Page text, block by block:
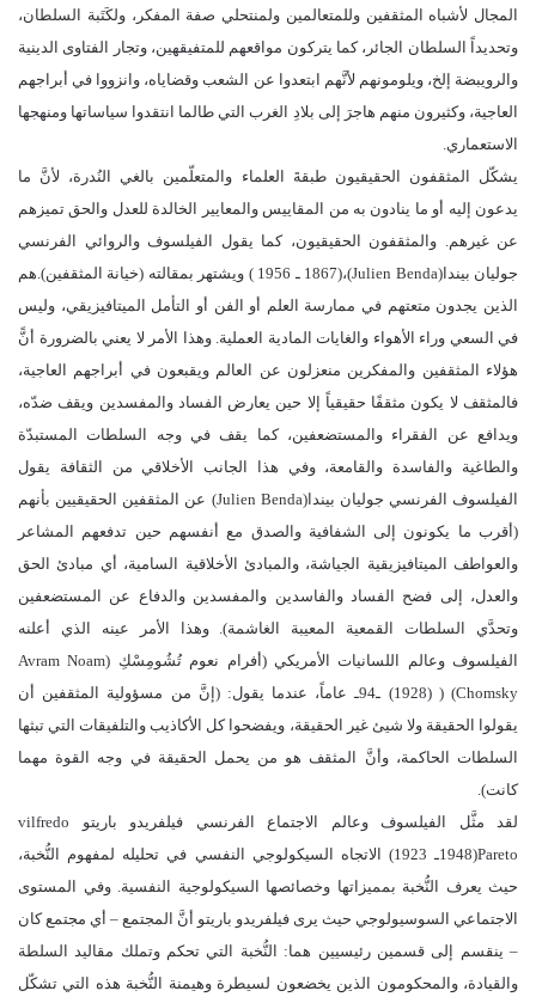
المجال لأشباه المثقفين وللمتعالمين ولمنتحلي صفة المفكر، ولكَتَبة السلطان،
وتحديداً السلطان الجائر، كما يتركون مواقعهم للمتفيقهين، وتجار الفتاوى الدينية
والرويبضة إلخ، ويلومونهم لأنَّهم ابتعدوا عن الشعب وقضاياه، وانزووا في أبراجهم
العاجية، وكثيرون منهم هاجرَ إلى بلادِ الغرب التي طالما انتقدوا سياساتها ومنهجها
الاستعماري.
يشكّل المثقفون الحقيقيون طبقةَ العلماء والمتعلّمين بالغي النُدرة، لأنَّ ما
يدعون إليه أو ما ينادون به من المقاييس والمعايير الخالدة للعدل والحق تميزهم
عن غيرهم. والمثقفون الحقيقيون، كما يقول الفيلسوف والروائي الفرنسي
جوليان بيندا(Julien Benda)،(1867 ـ 1956 ) ويشتهر بمقالته (خيانة المثقفين).هم
الذين يجدون متعتهم في ممارسة العلم أو الفن أو التأمل الميتافيزيقي، وليس
في السعي وراء الأهواء والغايات المادية العملية. وهذا الأمر لا يعني بالضرورة أنًّ
هؤلاء المثقفين والمفكرين منعزلون عن العالم ويقبعون في أبراجهم العاجية،
فالمثقف لا يكون مثقفًا حقيقياً إلا حين يعارض الفساد والمفسدين ويقف ضدّه،
ويدافع عن الفقراء والمستضعفين، كما يقف في وجه السلطات المستبدّة
والطاغية والفاسدة والقامعة، وفي هذا الجانب الأخلاقي من الثقافة يقول
الفيلسوف الفرنسي جوليان بيندا(Julien Benda) عن المثقفين الحقيقيين بأنهم
(أقرب ما يكونون إلى الشفافية والصدق مع أنفسهم حين تدفعهم المشاعر
والعواطف الميتافيزيقية الجياشة، والمبادئ الأخلاقية السامية، أي مبادئ الحق
والعدل، إلى فضح الفساد والفاسدين والمفسدين والدفاع عن المستضعفين
وتحدَّي السلطات القمعية المعيبة الغاشمة). وهذا الأمر عينه الذي أعلنه
الفيلسوف وعالم اللسانيات الأمريكي (أفرام نعوم تُشُومِسْكِ (Avram Noam
Chomsky) ( (1928) ـ94ـ عاماً، عندما يقول: (إنَّ من مسؤولية المثقفين أن
يقولوا الحقيقة ولا شيئ غير الحقيقة، ويفضحوا كل الأكاذيب والتلفيقات التي تبثها
السلطات الحاكمة، وأنَّ المثقف هو من يحمل الحقيقة في وجه القوة مهما
كانت).
لقد مثَّل الفيلسوف وعالم الاجتماع الفرنسي فيلفريدو باريتو vilfredo
Pareto(1948ـ 1923) الاتجاه السيكولوجي النفسي في تحليله لمفهوم النُّخبة،
حيث يعرف النُّخبة بمميزاتها وخصائصها السيكولوجية النفسية. وفي المستوى
الاجتماعي السوسيولوجي حيث يرى فيلفريدو باريتو أنَّ المجتمع – أي مجتمع كان
– ينقسم إلى قسمين رئيسيين هما: النُّخبة التي تحكم وتملك مقاليد السلطة
والقيادة، والمحكومون الذين يخضعون لسيطرة وهيمنة النُّخبة هذه التي تشكّل